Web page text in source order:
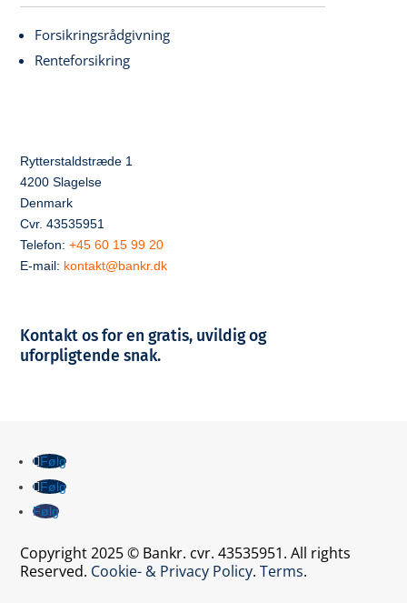
Forsikringsrådgivning
Renteforsikring
Rytterstaldstræde 1
4200 Slagelse
Denmark
Cvr. 43535951
Telefon:+45 60 15 99 20
E-mail: kontakt@bankr.dk
Kontakt os for en gratis, uvildig og
uforpligtende snak.
Copyright 2025 © Bankr. cvr. 43535951. All rights
Reserved. Cookie- & Privacy Policy.Terms.
Følg
Følg
Følg